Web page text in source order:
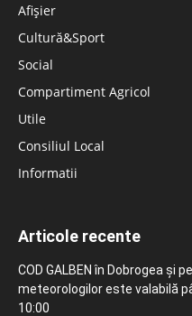
Afișier
Cultură&Sport
Social
Compartiment Agricol
Utile
Consiliul Local
Informatii
Articole recente
COD GALBEN în Dobrogea și
meteorologilor este valabilă
10:00